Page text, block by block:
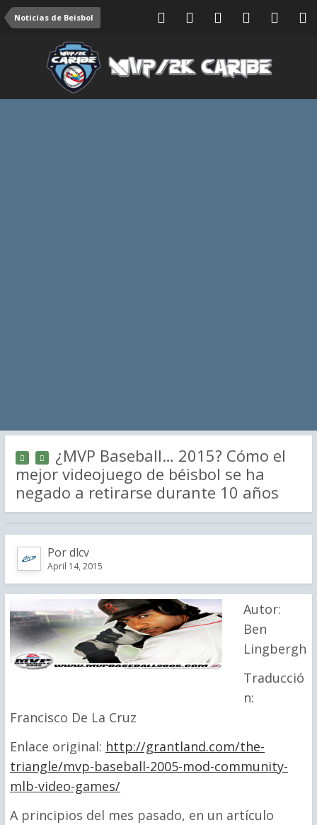
Noticias de Beisbol
¿MVP Baseball… 2015? Cómo el
mejor videojuego de béisbol se ha
negado a retirarse durante 10 años
Pordlcv
April 14, 2015
Autor:
Ben
Lingbergh
Traducció
n:
Francisco De La Cruz
Enlace original: http://grantland.com/the-
triangle/mvp-baseball-2005-mod-community-
mlb-video-games/
A principios del mes pasado, en un artículo